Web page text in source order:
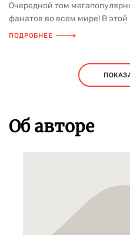
Очередной том
фанатов во всем мире! В
ПОДРОБНЕЕ
Об авторе